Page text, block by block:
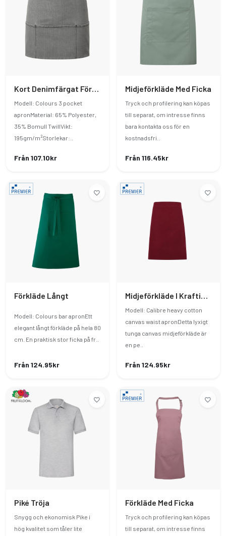
Kort Denimfärgat Förkläde Med Fickor
Modell: Colours 3 pocket
apronMaterial: 65% Polyester,
35% Bomull TwillVikt:
195gm/m²Storlekar:..
Från 107.10kr
Midjeförkläde Med Ficka
Tryck och profilering kan köpas
till separat, om intresse finns
bara kontakta oss för en
kostnadsfri..
Från 116.45kr
Förkläde Långt
Modell: Colours bar apronEtt
elegant långt förkläde på hela 80
cm. En praktisk stor ficka på fr..
Från 124.95kr
Midjeförkläde I Kraftig Bomullscanvas
Modell: Calibre heavy cotton
canvas waist apronDetta lyxigt
tunga canvas midjeförkläde är
en pe..
Från 124.95kr
Piké Tröja
Snygg och ekonomisk Pike i
hög kvalitet som tåler lite
Förkläde Med Ficka
Tryck och profilering kan köpas
till separat, om intresse finns